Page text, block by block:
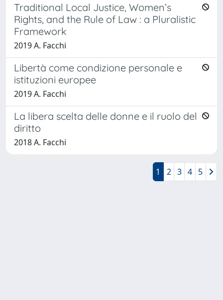
Traditional Local Justice, Women’s
Rights, and the Rule of Law : a Pluralistic
Framework
2019 A. Facchi
Libertà come condizione personale e
istituzioni europee
2019 A. Facchi
La libera scelta delle donne e il ruolo del
diritto
2018 A. Facchi
1 2 3 4 5